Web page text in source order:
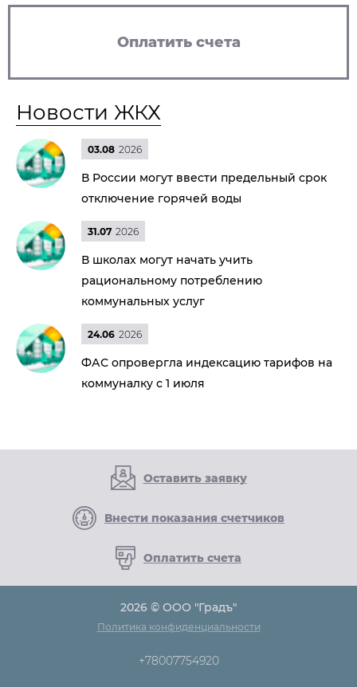
Оплатить счета
Новости ЖКХ
03.08 2026
В России могут ввести предельный срок
отключение горячей воды
31.07 2026
В школах могут начать учить
рациональному потреблению
коммунальных услуг
24.06 2026
ФАС опровергла индексацию тарифов на
коммуналку с 1 июля
Оставить заявку
Внести показания счетчиков
Оплатить счета
2026 © ООО "Градъ"
Политика конфиденциальности
+78007754920